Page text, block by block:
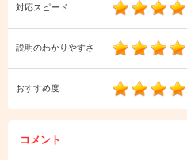
対応スピード
説明のわかりやすさ
おすすめ度
コメント